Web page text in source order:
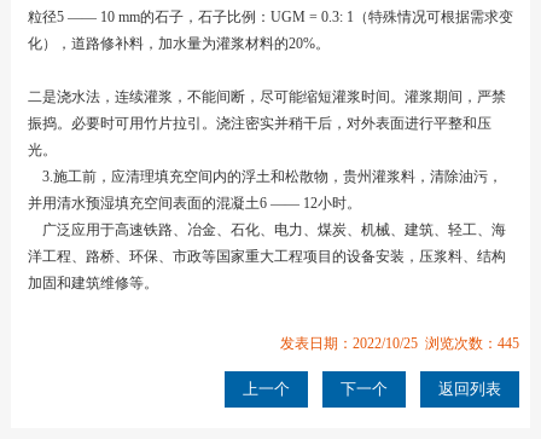
粒径5 —— 10 mm的石子，石子比例：UGM = 0.3: 1（特殊情况可根据需求变
化），道路修补料，加水量为灌浆材料的20%。
二是浇水法，连续灌浆，不能间断，尽可能缩短灌浆时间。灌浆期间，严禁
振捣。必要时可用竹片拉引。浇注密实并稍干后，对外表面进行平整和压
光。
3.施工前，应清理填充空间内的浮土和松散物，贵州灌浆料，清除油污，
并用清水预湿填充空间表面的混凝土6 —— 12小时。
广泛应用于高速铁路、冶金、石化、电力、煤炭、机械、建筑、轻工、海
洋工程、路桥、环保、市政等国家重大工程项目的设备安装，压浆料、结构
加固和建筑维修等。
发表日期：2022/10/25 浏览次数：445
上一个 下一个 返回列表